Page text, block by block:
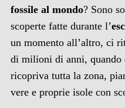
fossile al mondo? Sono
scoperte fatte durante l’
un momento all’altro, ci
di milioni di anni, quando
ricopriva tutta la zona,
vere e proprie isole con